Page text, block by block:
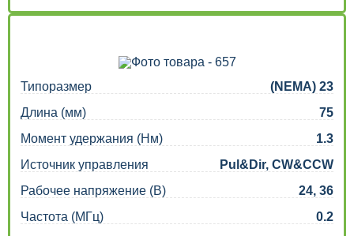
Типоразмер
(NEMA) 23
Длина (мм)
75
Момент удержания (Нм)
1.3
Источник управления
Pul&Dir, CW&CCW
Рабочее напряжение (В)
24, 36
Частота (МГц)
0.2